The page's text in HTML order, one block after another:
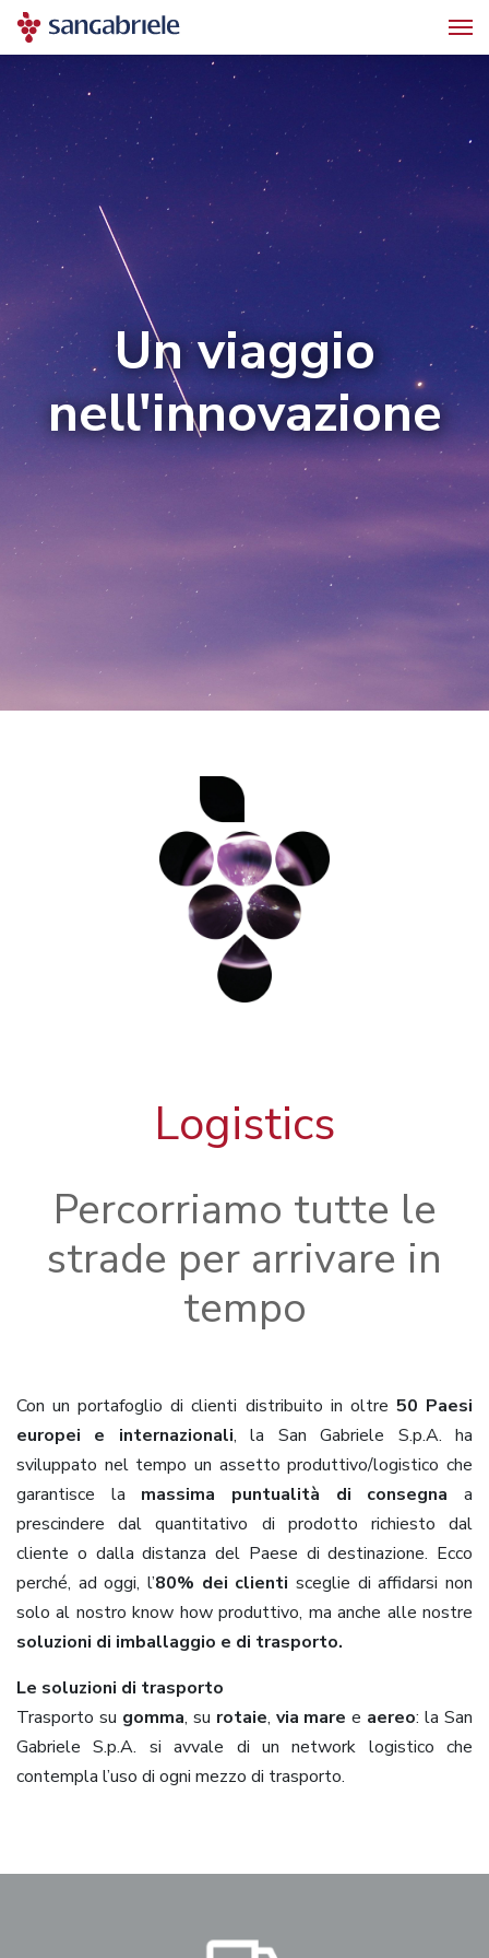
Un viaggio
nell'innovazione
Logistics
Percorriamo tutte le
strade per arrivare in
tempo
Con un portafoglio di clienti distribuito in oltre 50 Paesi
europei e internazionali, la San Gabriele S.p.A. ha
sviluppato nel tempo un assetto produttivo/logistico che
garantisce la massima puntualità di consegna a
prescindere dal quantitativo di prodotto richiesto dal
cliente o dalla distanza del Paese di destinazione. Ecco
perché, ad oggi, l’80% dei clienti sceglie di affidarsi non
solo al nostro know how produttivo, ma anche alle nostre
soluzioni di imballaggio e di trasporto.
Le soluzioni di trasporto
Trasporto su gomma, su rotaie, via mare e aereo: la San
Gabriele S.p.A. si avvale di un network logistico che
contempla l’uso di ogni mezzo di trasporto.